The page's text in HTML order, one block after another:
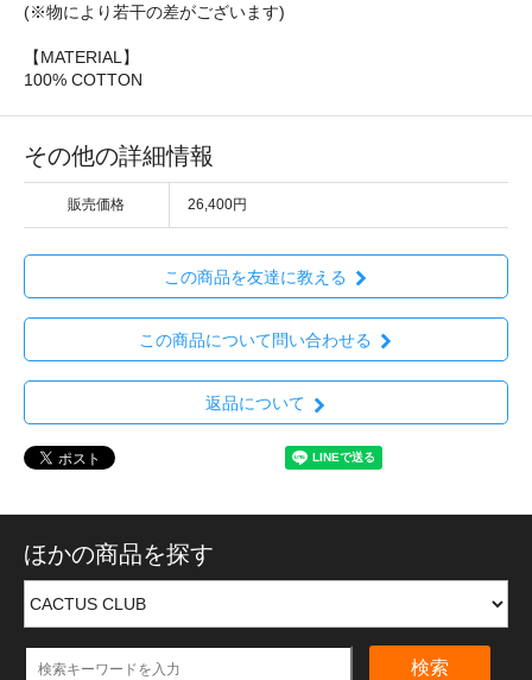
(※物により若干の差がございます)
【MATERIAL】
100% COTTON
その他の詳細情報
販売価格 26,400円
この商品を友達に教える
この商品について問い合わせる
返品について
ほかの商品を探す
検索